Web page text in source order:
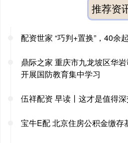
推荐资
配资世家 “巧判+置换”，40余
鼎际之家 重庆市九龙坡区华
开展国防教育集中学习
伍祥配资 早读丨这才是值得
宝牛E配 北京住房公积金缴存